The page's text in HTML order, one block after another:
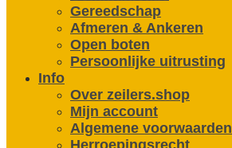
Gereedschap
Afmeren & Ankeren
Open boten
Persoonlijke uitrusting
Info
Over zeilers.shop
Mijn account
Algemene voorwaarden
Herroepingsrecht